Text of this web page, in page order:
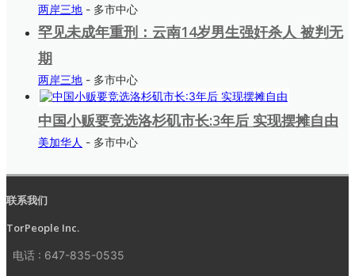
两岸三地 - 多市中心
罕见未成年重刑：云南14岁男生强奸杀人 被判无
期
两岸三地 - 多市中心
中国小贩要竞选洛杉矶市长:3年后 实现摆摊自由
美加华人 - 多市中心
联系我们
TorPeople Inc.
电话 : 647-835-0535